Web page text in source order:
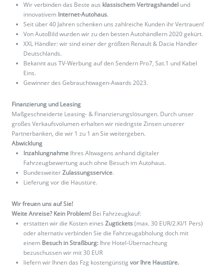
Wir verbinden das Beste aus klassischem Vertragshandel und
innovativem Internet-Autohaus.
Seit über 40 Jahren schenken uns zahlreiche Kunden ihr Vertrauen!
Von AutoBild wurden wir zu den besten Autohändlern 2020 gekürt.
XXL Händler: wir sind einer der größten Renault & Dacia Händler
Deutschlands.
Bekannt aus TV-Werbung auf den Sendern Pro7, Sat.1 und Kabel
Eins.
Gewinner des Gebrauchtwagen-Awards 2023.
Finanzierung und Leasing
Maßgeschneiderte Leasing- & Finanzierungslösungen. Durch unser
großes Verkaufsvolumen erhalten wir niedrigste Zinsen unserer
Partnerbanken, die wir 1 zu 1 an Sie weitergeben.
Abwicklung
Inzahlungnahme Ihres Altwagens anhand digitaler
Fahrzeugbewertung auch ohne Besuch im Autohaus.
BundesweiterZulassungsservice.
Lieferung vor die Haustüre.
Wir freuen uns auf Sie!
Weite Anreise? Kein Problem! Bei Fahrzeugkauf:
erstatten wir die Kosten eines Zugtickets(max. 30 EUR/2.Kl/1 Pers)
oder alternativ verbinden Sie die Fahrzeugabholung doch mit
einem Besuch in Straßburg: Ihre Hotel-Übernachtung
bezuschussen wir mit 30 EUR
liefern wir Ihnen das Fzg kostengünstig vor Ihre Haustüre.